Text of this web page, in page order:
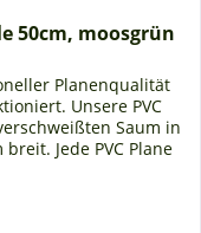
50cm, moosgrün
Planenqualität
Unsere PVC
Saum in
Jede PVC Plane